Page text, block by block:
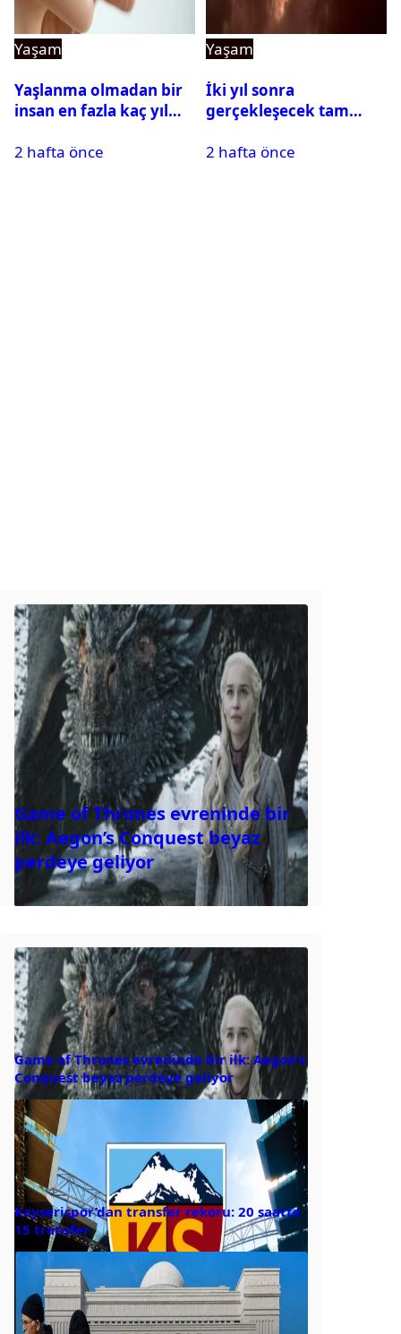
Yaşam
Yaşlanma olmadan bir
insan en fazla kaç yıl
2 hafta önce
Yaşam
İki yıl sonra
gerçekleşecek tam
oteller şimdiden doldu
2 hafta önce
Game of Thrones evreninde bir
ilk: Aegon’s Conquest beyaz
perdeye geliyor
Game of Thrones evreninde bir ilk: Aegon’s
Conquest beyaz perdeye geliyor
Kayserispor’dan transfer rekoru: 20 saatte
15 transfer